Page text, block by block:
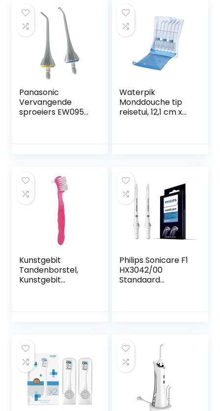
Panasonic
Vervangende
sproeiers EW0950,
Waterpik
Monddouche tip
reisetui, 12,1 cm x
Kunstgebit
Tandenborstel,
Kunstgebit
(Roze)
Philips Sonicare F1
HX3042/00
Standaard